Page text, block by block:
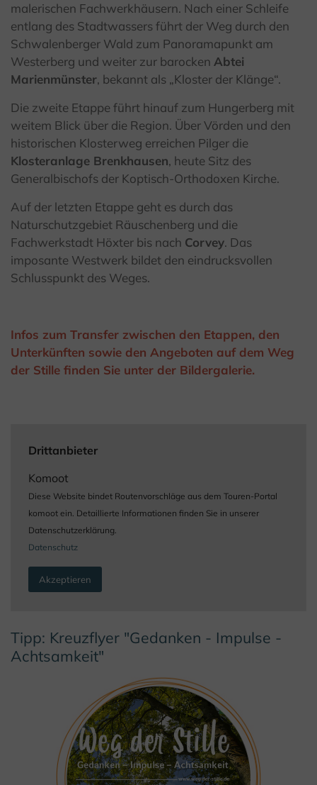
malerischen Fachwerkhäusern. Nach einer Schleife
entlang des Stadtwassers führt der Weg durch den
Schwalenberger Wald zum Panoramapunkt am
Westerberg und weiter zur barocken Abtei
Marienmünster, bekannt als „Kloster der Klänge“.
Die zweite Etappe führt hinauf zum Hungerberg mit
weitem Blick über die Region. Über Vörden und den
historischen Klosterweg erreichen Pilger die
Klosteranlage Brenkhausen, heute Sitz des
Generalbischofs der Koptisch-Orthodoxen Kirche.
Auf der letzten Etappe geht es durch das
Naturschutzgebiet Räuschenberg und die
Fachwerkstadt Höxter bis nach Corvey. Das
imposante Westwerk bildet den eindrucksvollen
Schlusspunkt des Weges.
Infos zum Transfer zwischen den Etappen, den
Unterkünften sowie den Angeboten auf dem Weg
der Stille finden Sie unter der Bildergalerie.
Drittanbieter
Komoot
Diese Website bindet Routenvorschläge aus dem Touren-Portal
komoot ein. Detaillierte Informationen finden Sie in unserer
Datenschutzerklärung.
Datenschutz
Akzeptieren
Tipp: Kreuzflyer "Gedanken - Impulse -
Achtsamkeit"